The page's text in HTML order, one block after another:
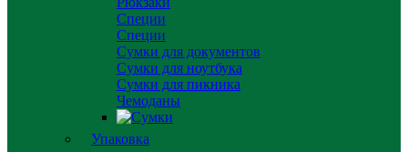
Специи
Специи
Сумки для документов
Сумки для ноутбука
Сумки для пикника
Чемоданы
Упаковка